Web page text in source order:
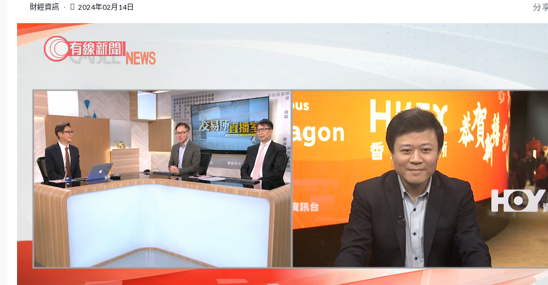
財經資訊 2024年02月14日 分